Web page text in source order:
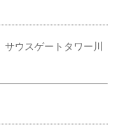
サウスゲートタワー川